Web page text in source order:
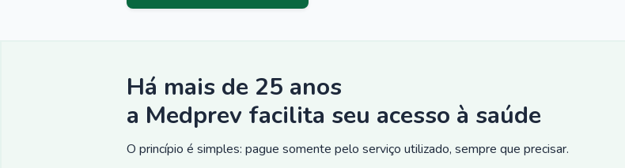
Há mais de 25 anos
a Medprev facilita seu acesso à saúde
O princípio é simples: pague somente pelo serviço utilizado, sempre que precisar.